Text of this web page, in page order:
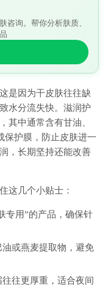
咨询。帮你分析肤质、
是因为干皮肤往往缺
水分流失快。滋润护
其中通常含有甘油、
保护膜，防止皮肤进一
，长期坚持还能改善
这几个小贴士：
专用”的产品，确保针
或燕麦提取物，避免
往更厚重，适合夜间